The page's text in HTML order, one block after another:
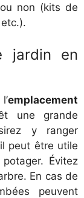
non (kits de
jardin en
emplacement
une grande
y ranger
peut être utile
Évitez
En cas de
peuvent